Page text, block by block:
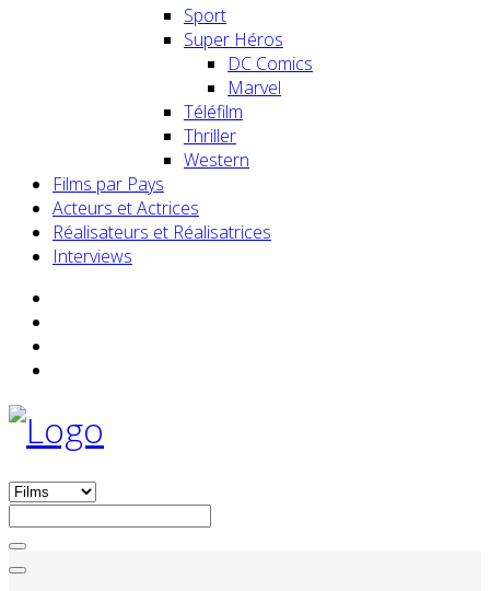
Sport
Super Héros
DC Comics
Marvel
Téléfilm
Thriller
Western
Films par Pays
Acteurs et Actrices
Réalisateurs et Réalisatrices
Interviews